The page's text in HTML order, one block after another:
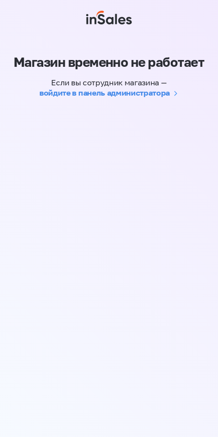
Магазин временно не работает
Если вы сотрудник магазина —
войдите в панель администратора